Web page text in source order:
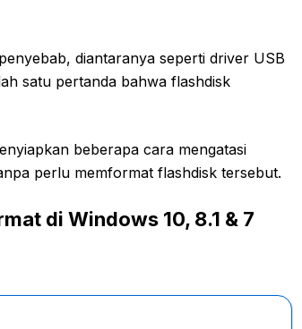
diantaranya seperti driver USB
satu pertanda bahwa flashdisk
beberapa cara mengatasi
perlu memformat flashdisk tersebut.
di Windows 10, 8.1 & 7